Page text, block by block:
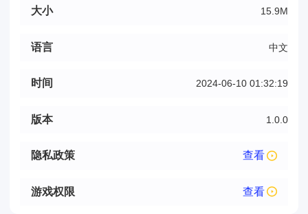
大小 15.9M
语言 中文
时间 2024-06-10 01:32:19
版本 1.0.0
隐私政策 查看
游戏权限 查看